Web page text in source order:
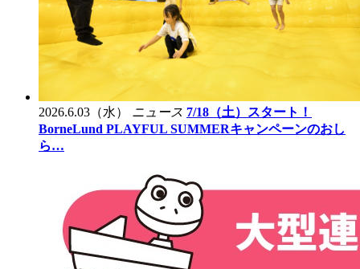
2026.6.03（水） ニュース 7/18（土）スタート！
BorneLund PLAYFUL SUMMERキャンペーンのおし
ら…